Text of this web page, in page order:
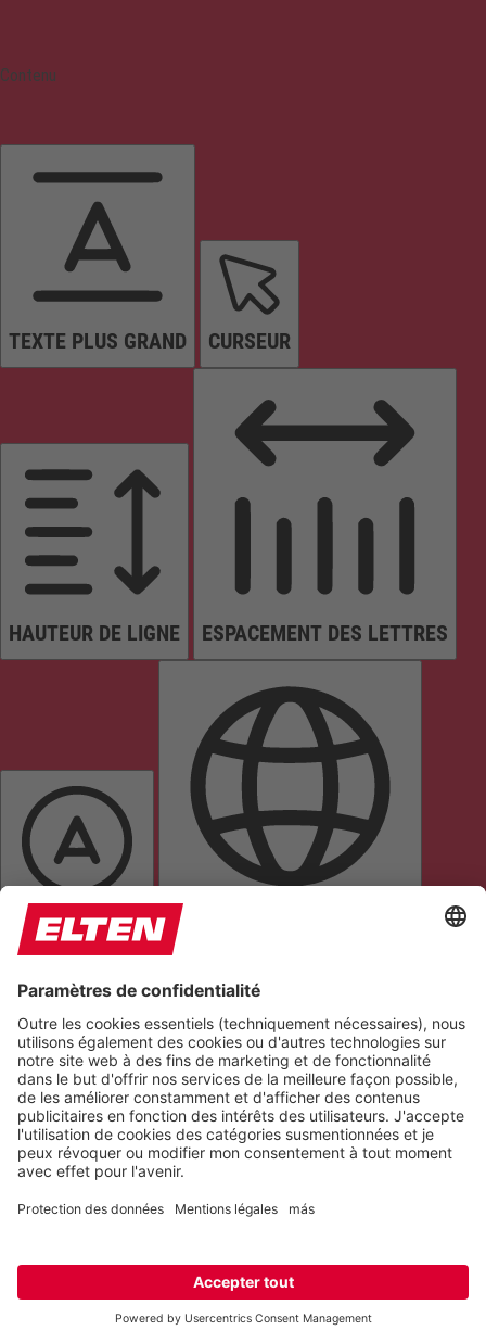
Contenu
TEXTE PLUS GRAND CURSEUR
HAUTEUR DE LIGNE ESPACEMENT DES LETTRES
POLICE LISIBLE POLICE POUR DYSLEXIQUES
ALIGNER LE TEXTE LOUPE DE TEXTE